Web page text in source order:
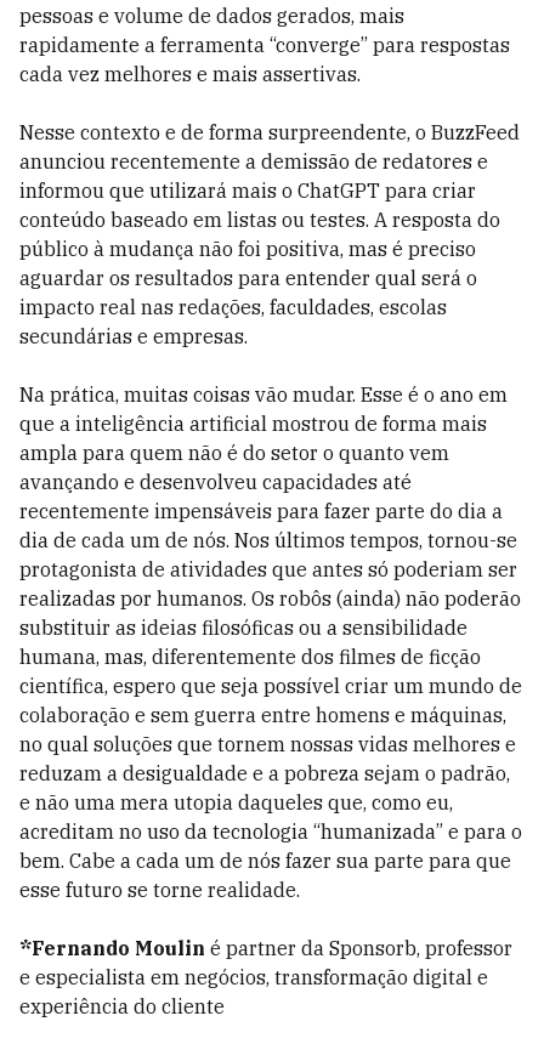
pessoas e volume de dados gerados, mais
rapidamente a ferramenta “converge” para respostas
cada vez melhores e mais assertivas.
Nesse contexto e de forma surpreendente, o BuzzFeed
anunciou recentemente a demissão de redatores e
informou que utilizará mais o ChatGPT para criar
conteúdo baseado em listas ou testes. A resposta do
público à mudança não foi positiva, mas é preciso
aguardar os resultados para entender qual será o
impacto real nas redações, faculdades, escolas
secundárias e empresas.
Na prática, muitas coisas vão mudar. Esse é o ano em
que a inteligência artificial mostrou de forma mais
ampla para quem não é do setor o quanto vem
avançando e desenvolveu capacidades até
recentemente impensáveis para fazer parte do dia a
dia de cada um de nós. Nos últimos tempos, tornou-se
protagonista de atividades que antes só poderiam ser
realizadas por humanos. Os robôs (ainda) não poderão
substituir as ideias filosóficas ou a sensibilidade
humana, mas, diferentemente dos filmes de ficção
científica, espero que seja possível criar um mundo de
colaboração e sem guerra entre homens e máquinas,
no qual soluções que tornem nossas vidas melhores e
reduzam a desigualdade e a pobreza sejam o padrão,
e não uma mera utopia daqueles que, como eu,
acreditam no uso da tecnologia “humanizada” e para o
bem. Cabe a cada um de nós fazer sua parte para que
esse futuro se torne realidade.
*Fernando Moulin é partner da Sponsorb, professor
e especialista em negócios, transformação digital e
experiência do cliente